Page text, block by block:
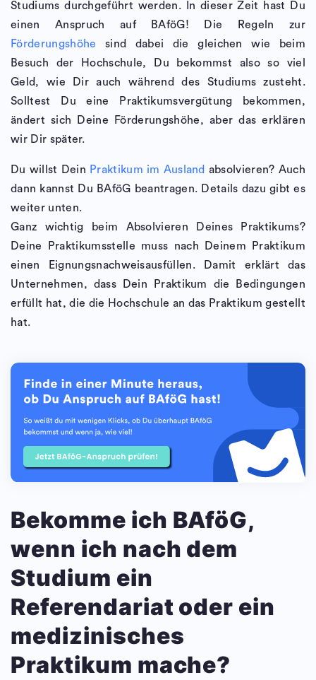
Studiums durchgeführt werden. In dieser Zeit hast Du
einen Anspruch auf BAföG! Die Regeln zur
Förderungshöhe sind dabei die gleichen wie beim
Besuch der Hochschule, Du bekommst also so viel
Geld, wie Dir auch während des Studiums zusteht.
Solltest Du eine Praktikumsvergütung bekommen,
ändert sich Deine Förderungshöhe, aber das erklären
wir Dir später.
Du willst Dein Praktikum im Ausland absolvieren? Auch
dann kannst Du BAföG beantragen. Details dazu gibt es
weiter unten.
Ganz wichtig beim Absolvieren Deines Praktikums?
Deine Praktikumsstelle muss nach Deinem Praktikum
einen Eignungsnachweisausfüllen. Damit erklärt das
Unternehmen, dass Dein Praktikum die Bedingungen
erfüllt hat, die die Hochschule an das Praktikum gestellt
hat.
Bekomme ich BAföG,
wenn ich nach dem
Studium ein
Referendariat oder ein
medizinisches
Praktikum mache?